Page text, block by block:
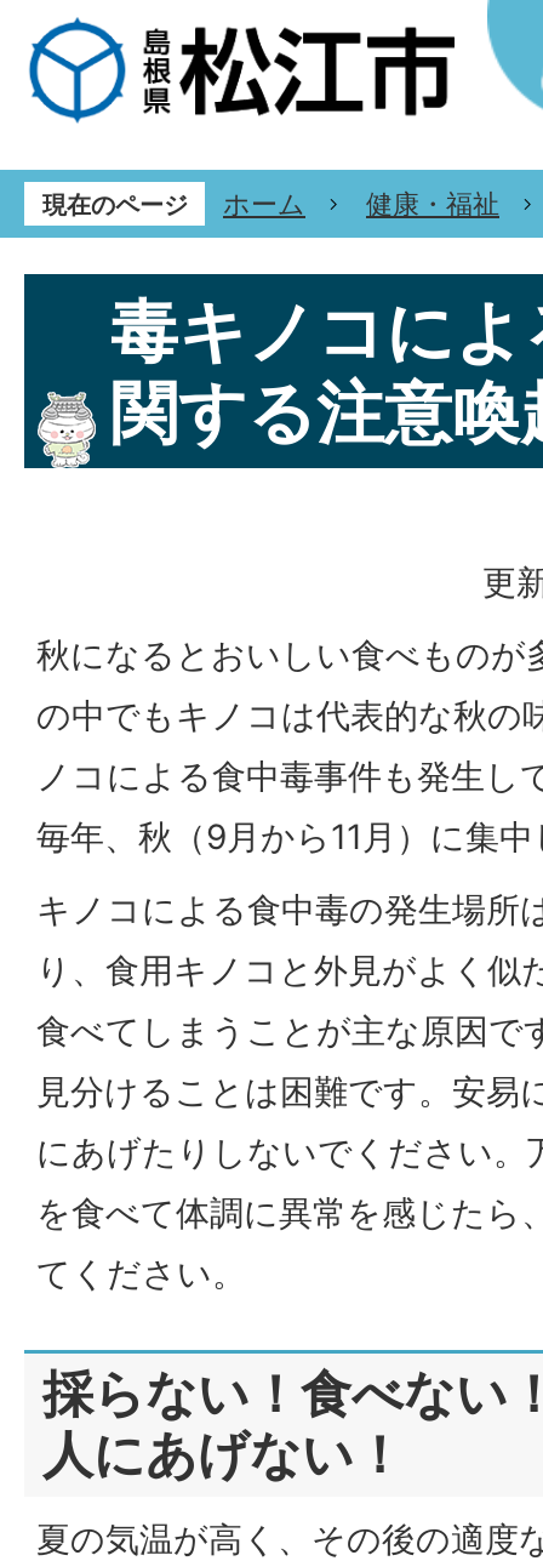
現在のページ ホーム 健康・福祉
毒キノコに
関する注意喚
更
秋になるとおいしい食べものが
の中でもキノコは代表的な秋の
ノコによる食中毒事件も発生し
毎年、秋（9月から11月）に集
キノコによる食中毒の発生場所
り、食用キノコと外見がよく似
食べてしまうことが主な原因で
見分けることは困難です。安易
にあげたりしないでください。
を食べて体調に異常を感じたら
てください。
採らない！食べない
人にあげない！
夏の気温が高く、その後の適度